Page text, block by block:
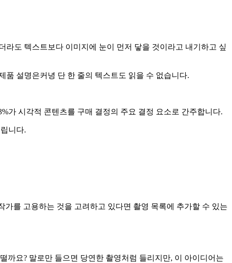
라도 텍스트보다 이미지에 눈이 먼저 닿을 것이라고 내기하고 싶
품 설명은커녕 단 한 줄의 텍스트도 읽을 수 없습니다.
가 시각적 콘텐츠를 구매 결정의 주요 결정 요소로 간주합니다.
니다.
를 고용하는 것을 고려하고 있다면 촬영 목록에 추가할 수 있는
까요? 말로만 들으면 당연한 촬영처럼 들리지만, 이 아이디어는